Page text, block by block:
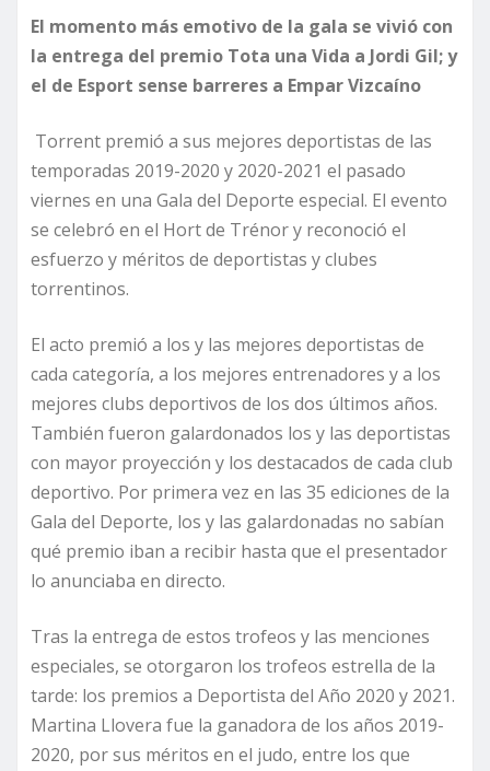
El momento más emotivo de la gala se vivió con
la entrega del premio Tota una Vida a Jordi Gil; y
el de Esport sense barreres a Empar Vizcaíno
Torrent premió a sus mejores deportistas de las
temporadas 2019-2020 y 2020-2021 el pasado
viernes en una Gala del Deporte especial. El evento
se celebró en el Hort de Trénor y reconoció el
esfuerzo y méritos de deportistas y clubes
torrentinos.
El acto premió a los y las mejores deportistas de
cada categoría, a los mejores entrenadores y a los
mejores clubs deportivos de los dos últimos años.
También fueron galardonados los y las deportistas
con mayor proyección y los destacados de cada club
deportivo. Por primera vez en las 35 ediciones de la
Gala del Deporte, los y las galardonadas no sabían
qué premio iban a recibir hasta que el presentador
lo anunciaba en directo.
Tras la entrega de estos trofeos y las menciones
especiales, se otorgaron los trofeos estrella de la
tarde: los premios a Deportista del Año 2020 y 2021.
Martina Llovera fue la ganadora de los años 2019-
2020, por sus méritos en el judo, entre los que